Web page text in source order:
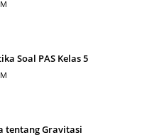
Soal PAS Kelas 5
tentang Gravitasi